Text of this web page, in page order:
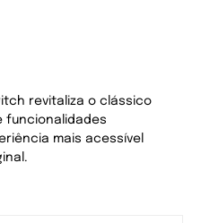
revitaliza o clássico
funcionalidades
mais acessível